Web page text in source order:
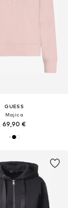
GUESS
Majica
69,90 €